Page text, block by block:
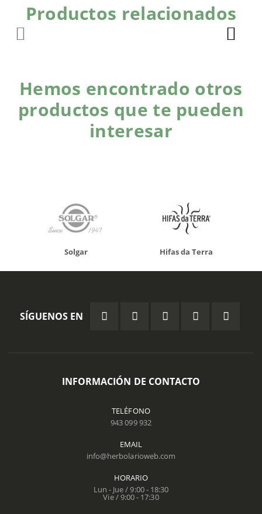
Productos relacionados
Hemos encontrado otros
productos que te pueden
interesar
Solgar Hifas da Terra
SÍGUENOS EN
INFORMACIÓN DE CONTACTO
TELÉFONO
943 099 932
EMAIL
info@herbolarioweb.com
HORARIO
Lun - Jue / 9:00 - 18:30
Vie / 9:00 - 17:30